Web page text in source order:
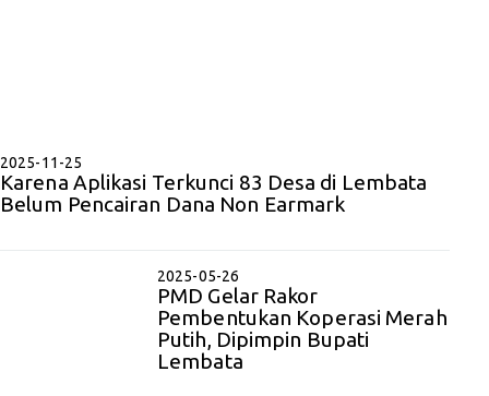
2025-11-25
Karena Aplikasi Terkunci 83 Desa di Lembata
Belum Pencairan Dana Non Earmark
2025-05-26
PMD Gelar Rakor
Pembentukan Koperasi Merah
Putih, Dipimpin Bupati
Lembata